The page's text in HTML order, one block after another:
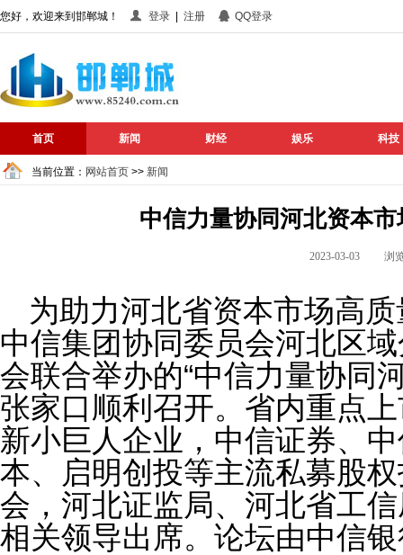
您好，欢迎来到邯郸城！ 登录 注册 QQ登录
首页 新闻 财经 娱乐 科技
当前位置： 网站首页 >> 新闻
中信力量协同河北资本
2023-03-03 浏
为助力河北省资本市场高
中信集团协同委员会河北区
会联合举办的“中信力量协同
张家口顺利召开。省内重点
新小巨人企业，中信证券、
本、启明创投等主流私募股
会，河北证监局、河北省工
相关领导出席。论坛由中信